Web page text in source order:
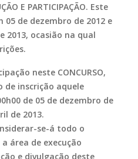
E PARTICIPAÇÃO. Este
05 de dezembro de 2012 e
2013, ocasião na qual
neste CONCURSO,
de inscrição aquele
de 05 de dezembro de
de 2013.
se-á todo o
área de execução
e divulgação deste